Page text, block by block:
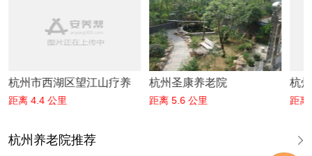
杭州市西湖区望江山疗养
院
距离 4.4 公里
杭州圣康养老院
距离 5.6 公里
杭
院
距离
杭州养老院推荐